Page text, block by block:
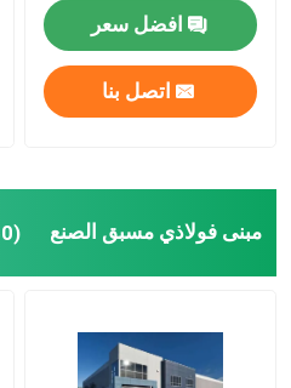
افضل سعر
اتصل بنا
مبنى فولاذي مسبق الصنع (40)